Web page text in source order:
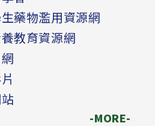
藥物濫用資源網
教育資源網
-MORE-